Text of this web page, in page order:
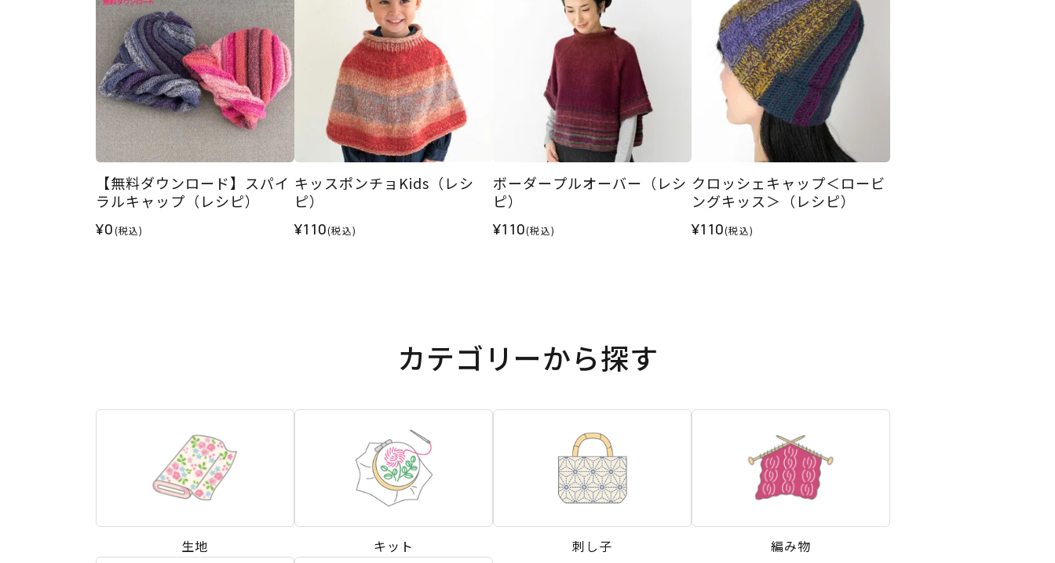
【無料ダウンロード】スパイ
ラルキャップ（レシピ）
¥0(税込)
キッスポンチョKids（レシ
ピ）
¥110(税込)
ボーダープルオーバー（レシ
ピ）
¥110(税込)
クロッシェキャップ＜ロービ
ングキッス＞（レシピ）
¥110(税込)
カテゴリーから探す
生地 キット 刺し子 編み物